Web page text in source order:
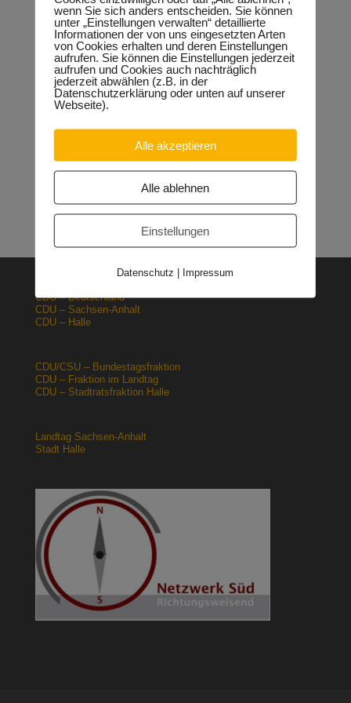
Neueste Beiträge
Sondervermögen für die Europachaussee richtige
Entscheidung! 30.04.2026
Halle: Erhöhung der Gewerbesteuer ist falsches Signal
Orgacid-Altlasten: Bund und Land mit in der Verantwortung
Halle: Sondervermögen Infrastruktur für die Europachaussee
nutzen! 12.02.2026
Lehrpläne: Grundsteine für spätere Ausbildung werden in der
Grundschule gelegt 23.01.2026
CDU – Deutschland
CDU – Sachsen-Anhalt
CDU – Halle
CDU/CSU – Bundestagsfraktion
CDU – Fraktion im Landtag
CDU – Stadtratsfraktion Halle
Landtag Sachsen-Anhalt
Stadt Halle
wenn Sie sich anders entscheiden. Sie können
unter „Einstellungen verwalten“ detaillierte
Informationen der von uns eingesetzten Arten
von Cookies erhalten und deren Einstellungen
aufrufen. Sie können die Einstellungen jederzeit
aufrufen und Cookies auch nachträglich
jederzeit abwählen (z.B. in der
Datenschutzerklärung oder unten auf unserer
Webseite).
Alle akzeptieren
Alle ablehnen
Einstellungen
Datenschutz | Impressum